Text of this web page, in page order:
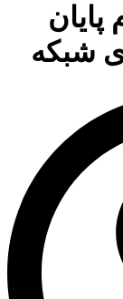
پایان
شبکه